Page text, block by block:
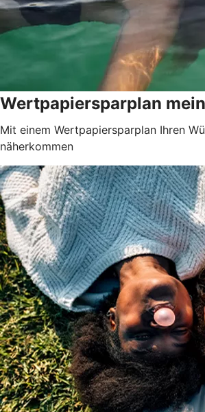
Wertpapiersparplan
Mit einem Wertpapiersparplan Ihren
näherkommen